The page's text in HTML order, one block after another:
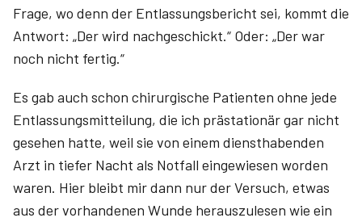
Frage, wo denn der Entlassungs­bericht sei, kommt die
Antwort: „Der wird nachgeschickt.“ Oder: „Der war
noch nicht fertig.“
Es gab auch schon chirurgische Patienten ohne jede
Entlassungsmitteilung, die ich prästationär gar nicht
gesehen hatte, weil sie von einem diensthabenden
Arzt in tiefer Nacht als Notfall eingewiesen worden
waren. Hier bleibt mir dann nur der Versuch, etwas
aus der vorhandenen Wunde herauszulesen wie ein